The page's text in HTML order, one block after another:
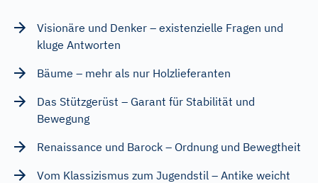
Visionäre und Denker – existenzielle Fragen und
kluge Antworten
Bäume – mehr als nur Holzlieferanten
Das Stützgerüst – Garant für Stabilität und
Bewegung
Renaissance und Barock – Ordnung und Bewegtheit
Vom Klassizismus zum Jugendstil – Antike weicht